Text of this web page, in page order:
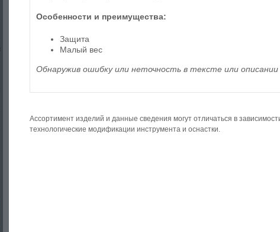
Особенности и преимущества:
Защита
Малый вес
Обнаружив ошибку или неточность в тексте или
Ассортимент изделий и данные сведения могут отличаться в
технологические модификации инструмента и оснастки.